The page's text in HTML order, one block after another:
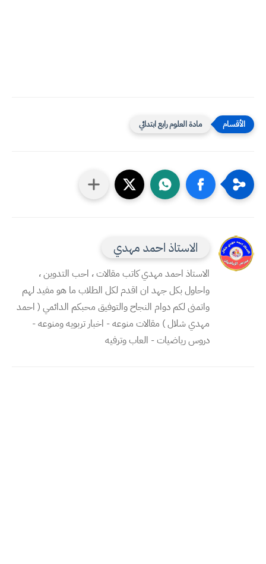
مادة العلوم رابع ابتدائي
الاستاذ احمد مهدي
الاستاذ احمد مهدي كاتب مقالات ، احب التدوين ،
واحاول بكل جهد ان اقدم لكل الطلاب ما هو مفيد لهم
واتمنى لكم دوام النجاح والتوفيق محبكم الدائمي ( احمد
مهدي شلال ) مقالات منوعه - اخبار تربويه ومنوعه -
دروس رياضيات - العاب وترفيه